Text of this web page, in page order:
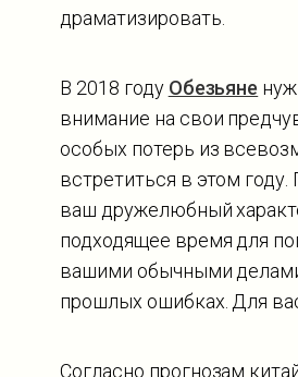
драматизировать.
В 2018 году Обезьяне
внимание на свои
особых потерь из
встретиться в этом
ваш дружелюбный
подходящее время для
вашими обычными
прошлых ошибках. Для
Согласно прогнозам